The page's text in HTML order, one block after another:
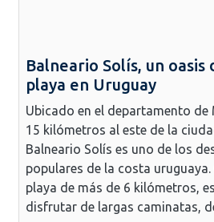
Balneario Solís, un oasis
playa en Uruguay
Ubicado en el departamento
15 kilómetros al este de la
Balneario Solís es uno de los
populares de la costa uruguaya.
playa de más de 6 kilómetros,
disfrutar de largas caminatas,